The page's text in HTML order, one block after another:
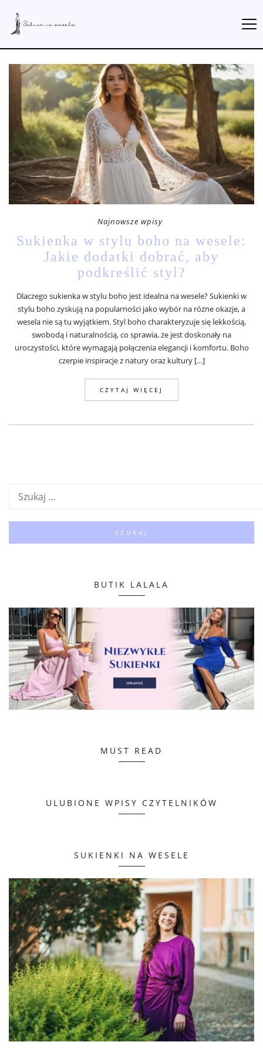
Najnowsze wpisy
Sukienka w stylu boho na wesele:
Jakie dodatki dobrać, aby
podkreślić styl?
Dlaczego sukienka w stylu boho jest idealna na wesele? Sukienki w
stylu boho zyskują na popularności jako wybór na różne okazje, a
wesela nie są tu wyjątkiem. Styl boho charakteryzuje się lekkością,
swobodą i naturalnością, co sprawia, że jest doskonały na
uroczystości, które wymagają połączenia elegancji i komfortu. Boho
czerpie inspiracje z natury oraz kultury […]
CZYTAJ WIĘCEJ
BUTIK LALALA
MUST READ
ULUBIONE WPISY CZYTELNIKÓW
SUKIENKI NA WESELE